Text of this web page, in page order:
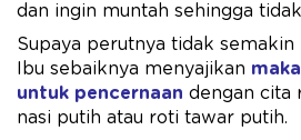
dan ingin muntah sehingga
Supaya perutnya tidak semakin
Ibu sebaiknya menyajikan
untuk pencernaan dengan cita
nasi putih atau roti tawar putih.